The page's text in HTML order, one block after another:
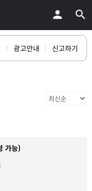
광고안내 신고하기
가능)